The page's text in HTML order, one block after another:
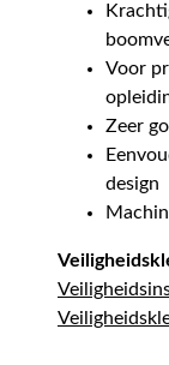
Voor
Zeer
design